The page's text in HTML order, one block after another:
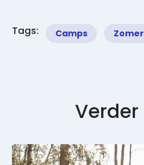
Tags: Camps Zomer
Verder